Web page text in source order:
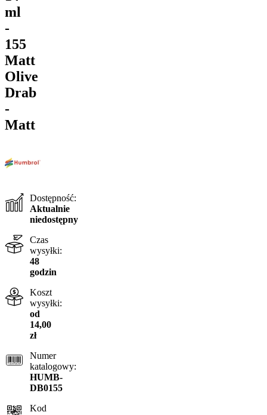
ml
-
155
Matt
Olive
Drab
-
Matt
Dostępność:
Aktualnie
niedostępny
Czas
wysyłki:
48
godzin
Koszt
wysyłki:
od
14,00
zł
Numer
katalogowy:
HUMB-
DB0155
Kod